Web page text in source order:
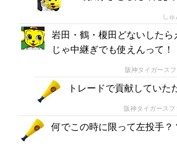
しゅ
岩田・鶴・榎田どないした
じゃ中継ぎでも使えんって！
阪神タイガースフ
トレードで貢献していた
阪神タイガースフ
何でこの時に限って左投手？